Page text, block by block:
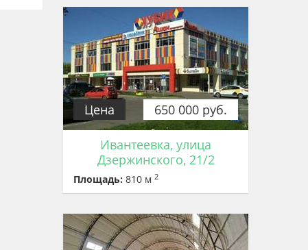
650 000 руб.
Цена
Ивантеевка, улица
Дзержинского, 21/2
Площадь: 810 м 2